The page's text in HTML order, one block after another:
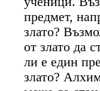
предмет,
злато?
от злато да
ли е един
злато?